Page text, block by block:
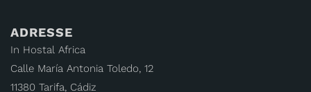
ADRESSE
In Hostal Africa
Calle María Antonia Toledo, 12
11380 Tarifa, Cádiz